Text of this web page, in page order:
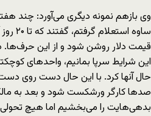
وی بازهم نمونه دیگری می‌آورد: چند
ساوه
قیمت دلار روشن شود و از این حرف‌ها.
این شرایط سرپا بمانیم، واحدهای
حال آنها کرد. با این حال دست روی
صدها کارگر ورشکست شود و بعد به
بدهی‌هایت را می‌بخشیم اما هیچ تحولی